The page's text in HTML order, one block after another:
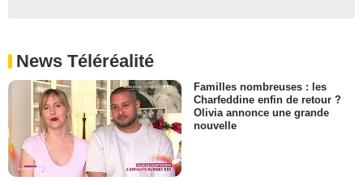
News Téléréalité
Familles nombreuses : les
Charfeddine enfin de retour ?
Olivia annonce une grande
nouvelle